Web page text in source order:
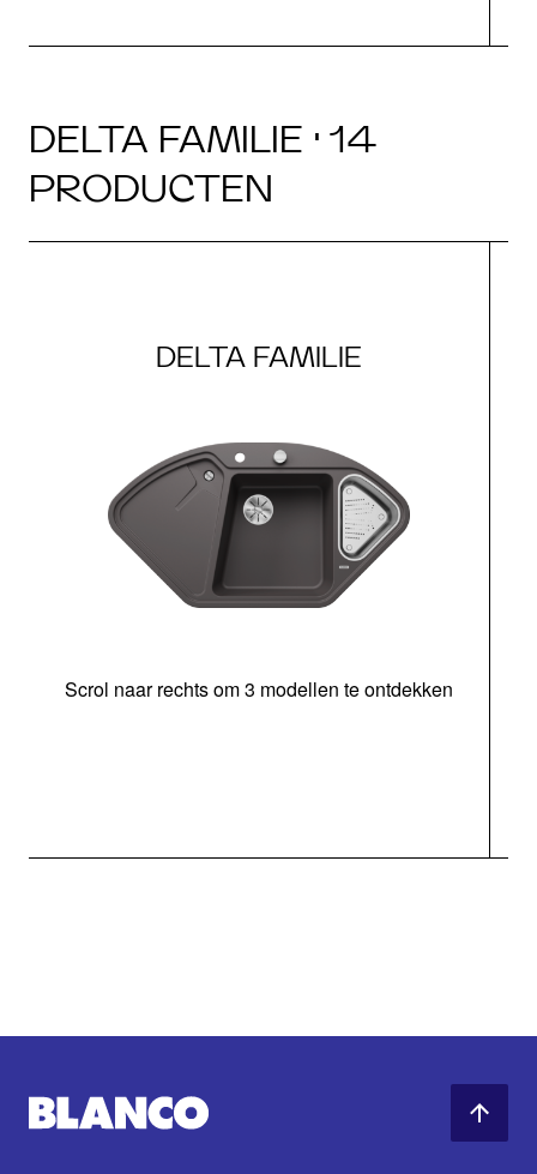
DELTA FAMILIE · 14
PRODUCTEN
DELTA FAMILIE
Scrol naar rechts om 3 modellen te ontdekken